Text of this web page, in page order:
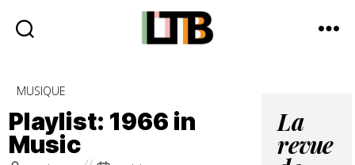
-
Média
Catégories
MUSIQUE
Playlist: 1966 in
Music
La
revue